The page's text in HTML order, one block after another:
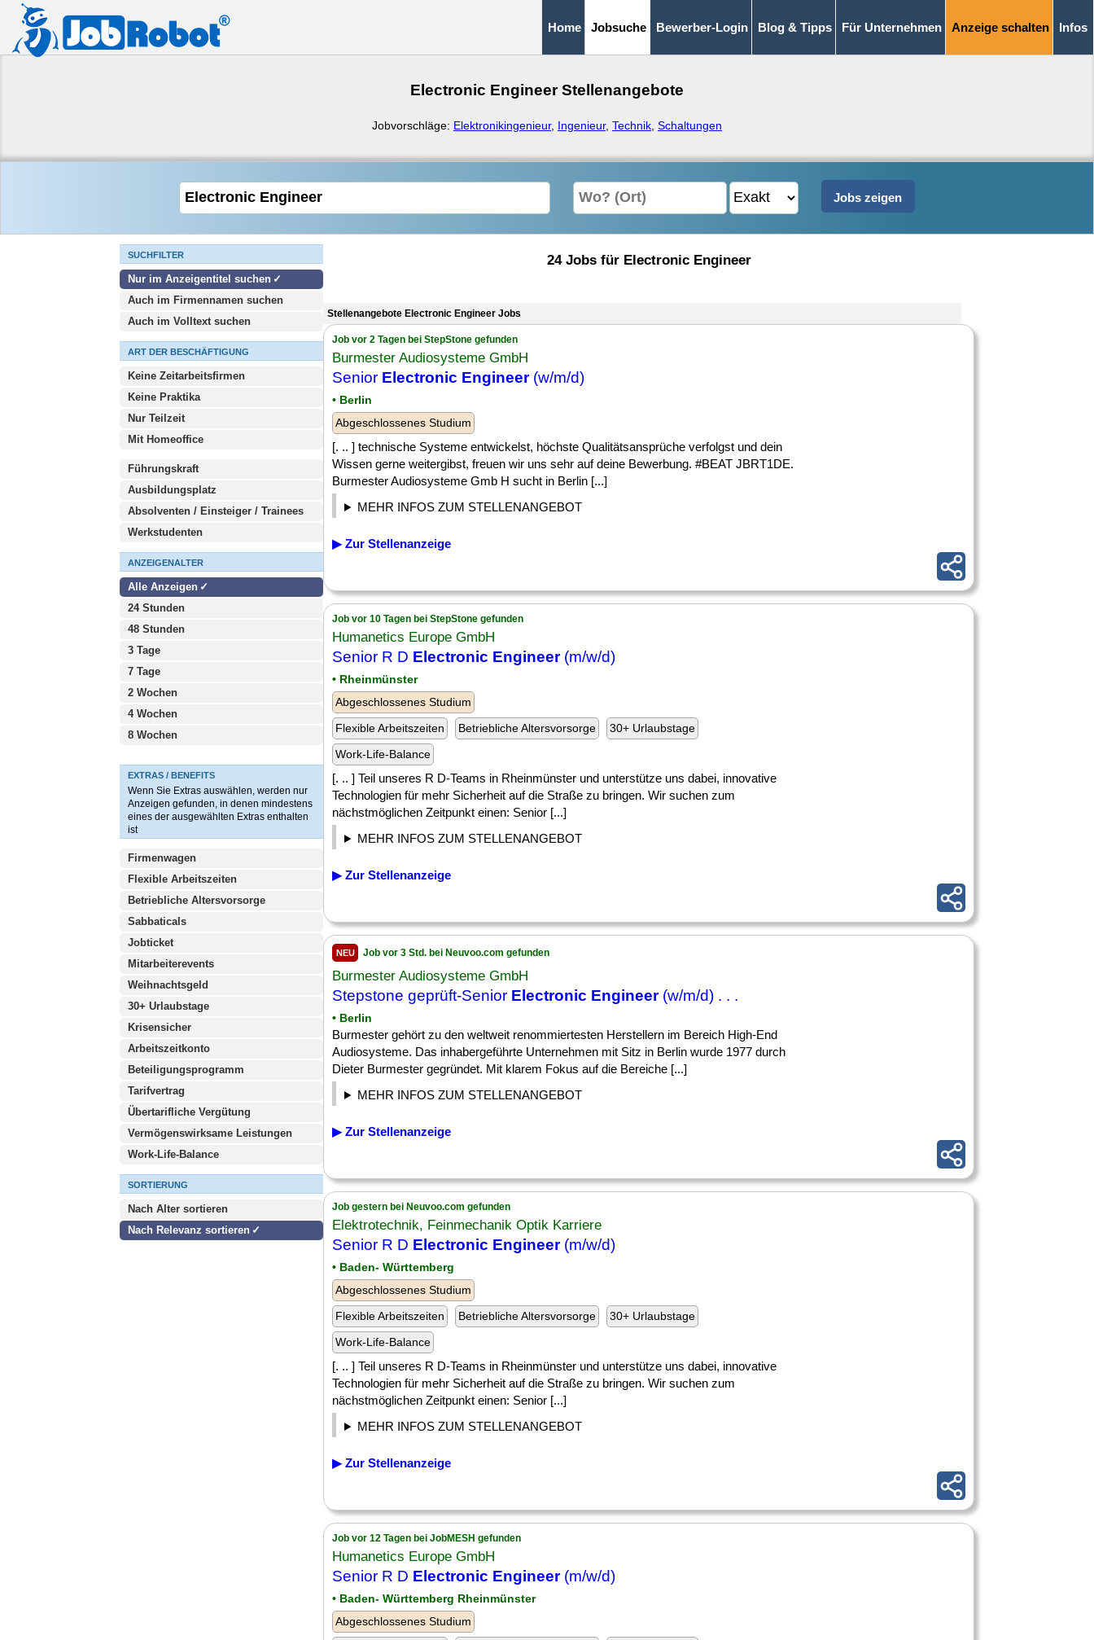
Home Jobsuche Bewerber-Login Blog & Tipps Für Unternehmen Anzeige schalten Infos
Electronic Engineer Stellenangebote
Jobvorschläge: Elektronikingenieur, Ingenieur, Technik Schaltungen
SUCHFILTER
Nur im Anzeigentitel suchen
Auch im Firmennamen suchen
Auch im Volltext suchen
ART DER BESCHÄFTIGUNG
Keine Zeitarbeitsfirmen
Keine Praktika
Nur Teilzeit
Mit Homeoffice
Führungskraft
Ausbildungsplatz
Absolventen / Einsteiger / Trainees
Werkstudenten
ANZEIGENALTER
Alle Anzeigen
24 Stunden
48 Stunden
3 Tage
7 Tage
2 Wochen
4 Wochen
8 Wochen
EXTRAS / BENEFITS
Wenn Sie Extras auswählen, werden nur
Anzeigen gefunden, in denen mindestens
eines der ausgewählten Extras enthalten
ist
Firmenwagen
Flexible Arbeitszeiten
Betriebliche Altersvorsorge
Sabbaticals
Jobticket
Mitarbeiterevents
Weihnachtsgeld
30+ Urlaubstage
Krisensicher
Arbeitszeitkonto
Beteiligungsprogramm
Tarifvertrag
Übertarifliche Vergütung
Vermögenswirksame Leistungen
Work-Life-Balance
SORTIERUNG
Nach Alter sortieren
Nach Relevanz sortieren
24 Jobs für Electronic Engineer
Stellenangebote Electronic Engineer Jobs
Job vor 2 Tagen bei StepStone gefunden
Burmester Audiosysteme GmbH
Senior Electronic Engineer(w/m/d)
• Berlin
Abgeschlossenes Studium
[. .. ] technische Systeme entwickelst, höchste Qualitätsansprüche verfolgst und dein
Wissen gerne weitergibst, freuen wir uns sehr auf deine Bewerbung. #BEAT JBRT1DE.
Burmester Audiosysteme Gmb H sucht in Berlin [...]
MEHR INFOS ZUM STELLENANGEBOT
▶ Zur Stellenanzeige
Job vor 10 Tagen bei StepStone gefunden
Humanetics Europe GmbH
Senior R D Electronic Engineer(m/w/d)
• Rheinmünster
Abgeschlossenes Studium
Flexible Arbeitszeiten
Betriebliche Altersvorsorge
30+ Urlaubstage
Work-Life-Balance
[. .. ] Teil unseres R D-Teams in Rheinmünster und unterstütze uns dabei, innovative
Technologien für mehr Sicherheit auf die Straße zu bringen. Wir suchen zum
nächstmöglichen Zeitpunkt einen: Senior [...]
MEHR INFOS ZUM STELLENANGEBOT
▶ Zur Stellenanzeige
NEU Job vor 3 Std. bei Neuvoo.com gefunden
Burmester Audiosysteme GmbH
Stepstone geprüft-Senior Electronic Engineer(w/m/d) . . .
• Berlin
Burmester gehört zu den weltweit renommiertesten Herstellern im Bereich High-End
Audiosysteme. Das inhabergeführte Unternehmen mit Sitz in Berlin wurde 1977 durch
Dieter Burmester gegründet. Mit klarem Fokus auf die Bereiche [...]
MEHR INFOS ZUM STELLENANGEBOT
▶ Zur Stellenanzeige
Job gestern bei Neuvoo.com gefunden
Elektrotechnik, Feinmechanik Optik Karriere
Senior R D Electronic Engineer(m/w/d)
• Baden- Württemberg
Abgeschlossenes Studium
Flexible Arbeitszeiten
Betriebliche Altersvorsorge
30+ Urlaubstage
Work-Life-Balance
[. .. ] Teil unseres R D-Teams in Rheinmünster und unterstütze uns dabei, innovative
Technologien für mehr Sicherheit auf die Straße zu bringen. Wir suchen zum
nächstmöglichen Zeitpunkt einen: Senior [...]
MEHR INFOS ZUM STELLENANGEBOT
▶ Zur Stellenanzeige
Job vor 12 Tagen bei JobMESH gefunden
Humanetics Europe GmbH
Senior R D Electronic Engineer(m/w/d)
• Baden- Württemberg Rheinmünster
Abgeschlossenes Studium